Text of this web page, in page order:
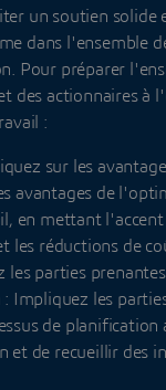
un soutien solide
dans l'ensemble
Pour préparer
des actionnaires à
:
sur les
avantages de
en mettant l'accent
les réductions de
les parties
Impliquez les
de
et de recueillir des